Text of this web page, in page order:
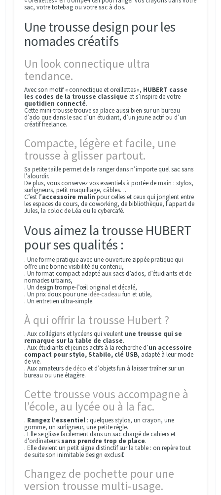
sac, votre totebag ou votre sac à dos.
Une trousse design pour les
nomades créatifs
Un look connectique ultra
tendance.
Avec son motif « connectique et oreillettes », HUBERT casse
les codes de la trousse classique et s’inspire de votre
quotidien connecté.
Cette mini-trousse trouve sa place aussi bien sur un bureau
d’ado que dans le sac d’un étudiant, d’un jeune actif ou d’un
créatif freelance.
Compacte, légère et facile, une
trousse à glisser partout.
Sa petite taille permet de la ranger dans n’importe quel sac sans
l’alourdir.
De plus, vous conservez vos essentiels à portée de main : stylos,
surligneurs, petit maquillage, câbles…
C’est l’accessoire malin pour celles et ceux qui jonglent entre
les espaces de cours, de coworking, de bibliothèque, l'appart de
Jules, la coloc de Léa ou le cybercafé.
Vous aimez la trousse HUBERT
pour ses qualités :
. Une forme pratique avec une ouverture zippée pratique qui
offre une bonne visibilité du contenu,
. Un format compact adapté aux sacs d’ados, d’étudiants et de
nomades urbains,
. Un design trompe‑l’œil original et décalé,
. Un prix doux pour une idée-cadeau fun et utile,
. Un entretien ultra-simple.
À qui offrir la trousse Hubert ?
. Aux collégiens et lycéens qui veulent une trousse qui se
remarque sur la table de classe.
. Aux étudiants et jeunes actifs à la recherche d’un accessoire
compact pour stylo, Stabilo, clé USB, adapté à leur mode
de vie.
. Aux amateurs de déco et d’objets fun à laisser traîner sur un
bureau ou une étagère.
Cette trousse vous accompagne à
l’école, au lycée ou à la fac.
. Rangez l’essentiel : quelques stylos, un crayon, une
gomme, un surligneur, une petite règle.
. Elle se glisse facilement dans un sac chargé de cahiers et
d’ordinateurs sans prendre trop de place.
. Elle devient un petit signe distinctif sur la table : on repère tout
de suite son inimitable design exclusif.
Changez de pochette pour une
version trousse multi‑usage.